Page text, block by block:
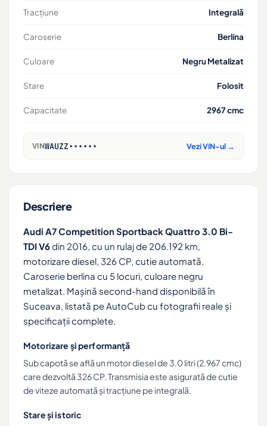
Tracțiune Integrală
Caroserie Berlina
Culoare Negru Metalizat
Stare Folosit
Capacitate 2967 cmc
VINWAUZZ•••••• Vezi VIN-ul →
Descriere
Audi A7 Competition Sportback Quattro 3.0 Bi-
TDI V6din 2016, cu un rulaj de 206.192 km,
motorizare diesel, 326 CP, cutie automată.
Caroserie berlina cu 5 locuri, culoare negru
metalizat. Mașină second-hand disponibilă în
Suceava, listată pe AutoCub cu fotografii reale și
specificații complete.
Motorizare și performanță
Sub capotă se află un motor diesel de 3.0 litri (2.967 cmc)
care dezvoltă 326 CP. Transmisia este asigurată de cutie
de viteze automată și tracțiune pe integrală.
Stare și istoric